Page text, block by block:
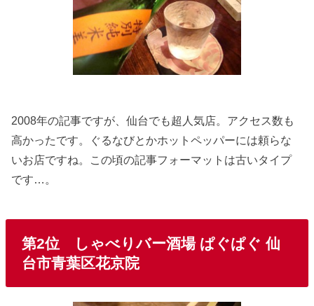
2008年の記事ですが、仙台でも超人気店。アクセス数も
高かったです。ぐるなびとかホットペッパーには頼らな
いお店ですね。この頃の記事フォーマットは古いタイプ
です…。
第2位 しゃべりバー酒場 ぱぐぱぐ 仙
台市青葉区花京院